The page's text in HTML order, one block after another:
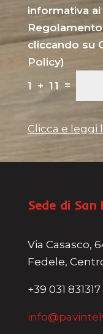
informativa ai
cliccando su
Policy)
1 + 11 =
Clicca e leggi
Sede di San
Via Casasco,
Fedele,
+39 031 831317